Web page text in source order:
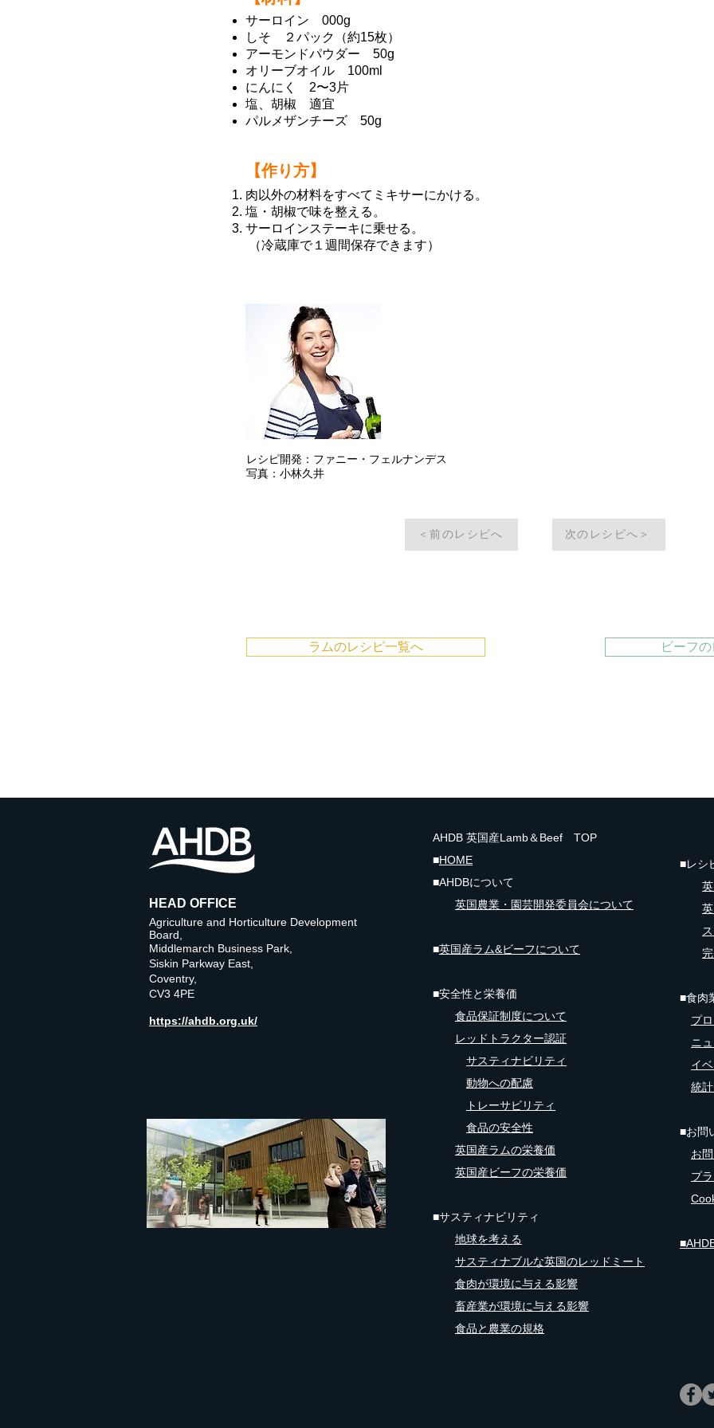
サーロイン 000g
しそ ２パック（約15枚）
アーモンドパウダー 50g
オリーブオイル 100ml
にんにく 2〜3片
塩、胡椒 適宜
パルメザンチーズ 50g
【作り方】
肉以外の材料をすべてミキサーにかける。
塩・胡椒で味を整える。
サーロインステーキに乗せる。
（冷蔵庫で１週間保存できます）
レシピ開発：ファニー・フェルナンデス
写真：小林久井
＜前のレシピへ 次のレシピへ＞
ラムのレシピ一覧へ ビーフ
HEAD OFFICE
Agriculture and Horticulture Development
Board,
Middlemarch Business Park,
Siskin Parkway East,
Coventry,
CV3 4PE
https://ahdb.org.uk/
AHDB 英国産Lamb＆Beef TOP
■HOME
■AHDBについて
英国農業・園芸開発委員会について
■英国産ラム&ビーフについて
■安全性と栄養価
食品保証制度​について
レッドトラクター認証
サスティナビリティ
動物への配慮
トレーサビリティ
食品の安全性
英国産ラムの栄養価
英国産ビーフの栄養価
■サスティナビリティ
地球を考える
サスティナブルな英国のレッドミート
食肉が環境に与える影響
畜産業が環境に与える影響
食品と農業の規格
■レシ
■食肉
プ
ニ
イ
統
■お問
お
プ